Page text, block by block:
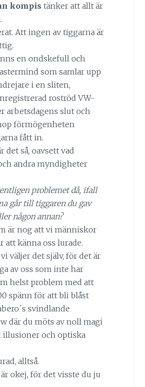
kompis tänker att allt är
Att ingen av tiggarna är
en ondskefull och
som samlar upp
i en sliten,
roströd VW-
arbetsdagens slut och
förmögenheten
fått in.
det så, oavsett vad
andra myndigheter
problemet då, ifall
går till tiggaren du gav
någon annan?
är nog att vi människor
att känna oss lurade.
väljer det själv, för det är
av oss som inte har
helst problem med att
spänn för att bli blåst
svindlande
där du möts av noll magi
illusioner och optiska
alltså.
okej, för det visste du ju